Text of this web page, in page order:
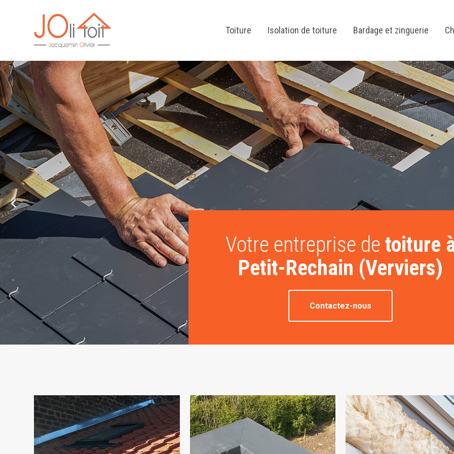
Toiture Isolation de toiture Bardage et zinguerie
Votre entreprise de toiture
Petit-Rechain (Verviers)
Contactez-nous